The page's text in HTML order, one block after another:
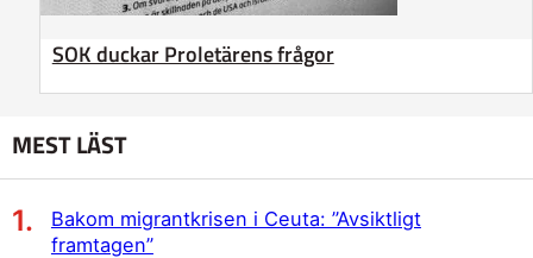
SOK duckar Proletärens frågor
MEST LÄST
Bakom migrantkrisen i Ceuta: ”Avsiktligt
framtagen”